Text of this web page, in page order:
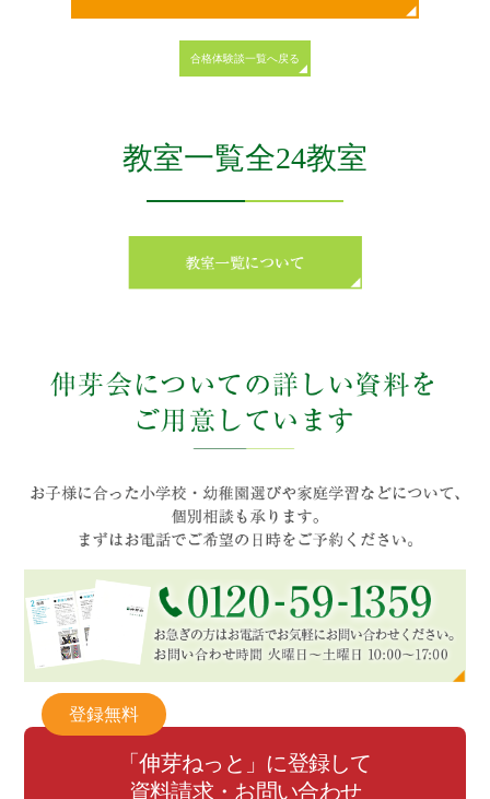
合格体験談一覧へ戻る
教室一覧全24教室
登録無料
「伸芽ねっと」に登録して
資料請求・お問い合わせ